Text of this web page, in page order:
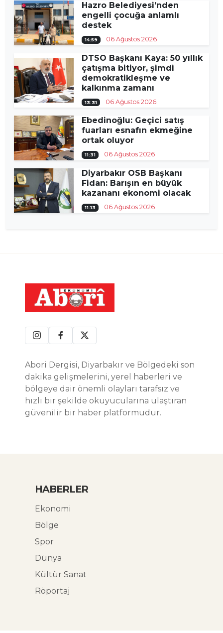
Hazro Belediyesi’nden
engelli çocuğa anlamlı
destek
14:59 06 Ağustos 2026
DTSO Başkanı Kaya: 50 yıllık
çatışma bitiyor, şimdi
demokratikleşme ve
kalkınma zamanı
13:31 06 Ağustos 2026
Ebedinoğlu: Geçici satış
fuarları esnafın ekmeğine
ortak oluyor
11:31 06 Ağustos 2026
Diyarbakır OSB Başkanı
Fidan: Barışın en büyük
kazananı ekonomi olacak
11:13 06 Ağustos 2026
Abori Dergisi, Diyarbakır ve Bölgedeki son
dakika gelişmelerini, yerel haberleri ve
bölgeye dair önemli olayları tarafsız ve
hızlı bir şekilde okuyucularına ulaştıran
güvenilir bir haber platformudur.
HABERLER
Ekonomi
Bölge
Spor
Dünya
Kültür Sanat
Röportaj